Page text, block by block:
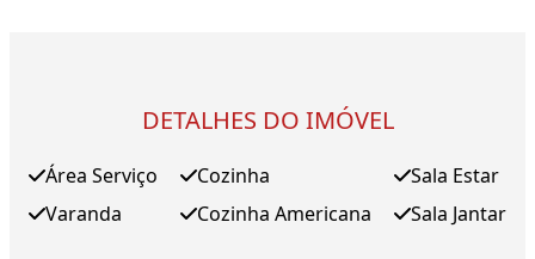
DETALHES DO IMÓVEL
Área Serviço
Varanda
Cozinha
Cozinha Americana
Sala Estar
Sala Jantar